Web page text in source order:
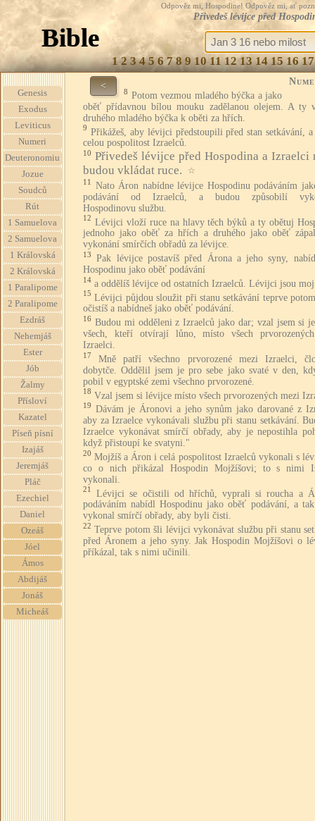
Odpověz mi, Hospodine! Odpověz mi, ať
Přivedeš lévijce před
Bible
1 2 3 4 5 6 7 8 9 10 11 12 13 14 15 16 17
Genesis
Exodus
Leviticus
Numeri
Deuteronomiu
Jozue
Soudců
Rút
1 Samuelova
2 Samuelova
1 Královská
2 Královská
1 Paralipome
2 Paralipome
Ezdráš
Nehemjáš
Ester
Jób
Žalmy
Přísloví
Kazatel
Píseň písní
Izajáš
Jeremjáš
Pláč
Ezechiel
Daniel
Ozeáš
Jóel
Ámos
Abdijáš
Jonáš
Micheáš
<
8 Potom vezmou mladého býčka a jako
oběť přídavnou bílou mouku zadělanou olejem. A ty
druhého mladého býčka k oběti za hřích.
9 Přikážeš, aby lévijci předstoupili před stan setkávání, a
celou pospolitost Izraelců.
10 Přivedeš lévijce před Hospodina a Izraelci
budou vkládat ruce.
☆
11
Nato Áron nabídne lévijce Hospodinu podáváním
podávání od Izraelců, a budou způsobilí
Hospodinovu službu.
12 Lévijci vloží ruce na hlavy těch býků a ty obětuj
jednoho jako oběť za hřích a druhého jako oběť
vykonání smírčích obřadů za lévijce.
13
Pak lévijce postavíš před Árona a jeho syny,
Hospodinu jako oběť podávání
14 a oddělíš lévijce od ostatních Izraelců. Lévijci jsou
15 Lévijci půjdou sloužit při stanu setkávání teprve
očistíš a nabídneš jako oběť podávání.
16 Budou mi odděleni z Izraelců jako dar; vzal jsem si
všech, kteří otvírají lůno, místo všech
Izraelci.
17
Mně patří všechno prvorozené mezi Izraelci,
dobytče. Oddělil jsem je pro sebe jako svaté v den,
pobil v egyptské zemi všechno prvorozené.
18 Vzal jsem si lévijce místo všech prvorozených mezi
19 Dávám je Áronovi a jeho synům jako darované z
aby za Izraelce vykonávali službu při stanu setkávání.
Izraelce vykonávat smírčí obřady, aby je nepostihla
když přistoupí ke svatyni."
20 Mojžíš a Áron i celá pospolitost Izraelců vykonali s
co o nich přikázal Hospodin Mojžíšovi; to s nimi
vykonali.
21
Lévijci se očistili od hříchů, vyprali si roucha a
podáváním nabídl Hospodinu jako oběť podávání, a
vykonal smírčí obřady, aby byli čisti.
22 Teprve potom šli lévijci vykonávat službu při stanu
před Áronem a jeho syny. Jak Hospodin Mojžíšovi o
příkázal, tak s nimi učinili.